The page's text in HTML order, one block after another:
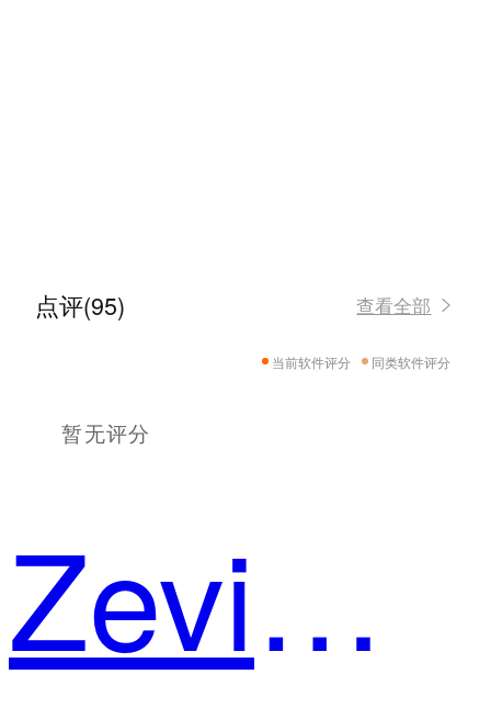
点评(95) 查看全部
当前软件评分 同类软件评分
暂无评分
Zevi小宇